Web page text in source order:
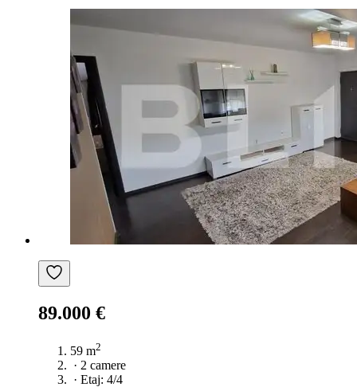
89.000 €
59 m2
· 2 camere
· Etaj: 4/4